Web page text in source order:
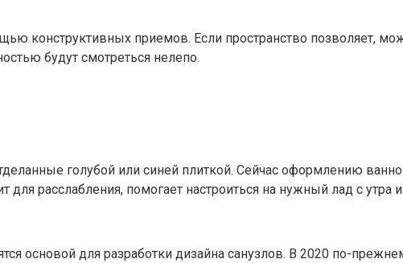
конструктивных приемов. Если пространство позволяет,
будут смотреться нелепо.
голубой или синей плиткой. Сейчас оформлению
для расслабления, помогает настроиться на нужный лад с утра
основой для разработки дизайна санузлов. В 2020 по-